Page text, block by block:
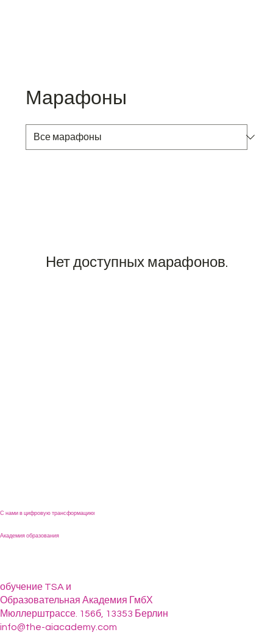
Марафоны
Нет доступных марафонов.
С нами в цифровую трансформацию!
Академия образования
обучение TSA и
Образовательная Академия ГмбХ
Мюллерштрассе. 156б, 13353 Берлин
info@the-aiacademy.com